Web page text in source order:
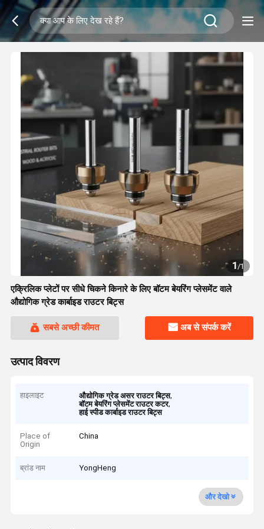
1/1
एक्रिलिक प्लेटों पर सीधे चिकने किनारे के लिए बॉटम बेयरिंग प्लेसमेंट वाले
औद्योगिक ग्रेड कार्बाइड राउटर बिट्स
सबसे अच्छी कीमत अब से संपर्क करें
उत्पाद विवरण
हाइलाइट औद्योगिक ग्रेड असर राउटर बिट्स,
बॉटम बेयरिंग प्लेसमेंट राउटर कटर,
हाई स्पीड कार्बाइड राउटर बिट्स
Place of
Origin
China
ब्रांड नाम YongHeng
और देखो